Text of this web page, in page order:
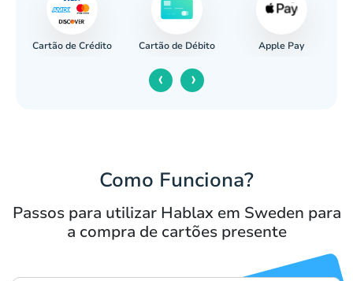
Cartão de Crédito Cartão de Débito Apple Pay
‹ ›
Como Funciona?
Passos para utilizar Hablax em Sweden para
a compra de cartões presente